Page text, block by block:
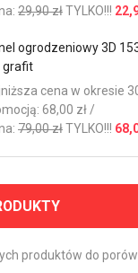
29,90 złTYLKO!!!
ogrodzeniowy 3D
grafit
cena w okresie
68,00 zł /
79,00 złTYLKO!!!
produktów do